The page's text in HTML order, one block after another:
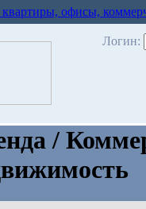
офисы,
Логин:
/